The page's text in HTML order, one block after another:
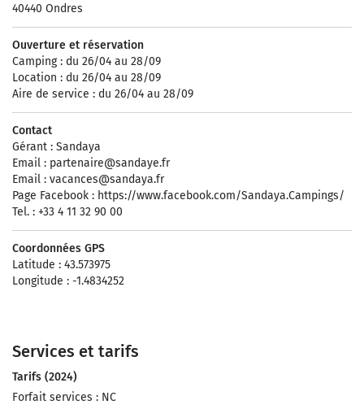
40440 Ondres
Ouverture et réservation
Camping : du 26/04 au 28/09
Location : du 26/04 au 28/09
Aire de service : du 26/04 au 28/09
Contact
Gérant : Sandaya
Email : partenaire@sandaye.fr
Email : vacances@sandaya.fr
Page Facebook : https://www.facebook.com/Sandaya.Campings/
Tel. : +33 4 11 32 90 00
Coordonnées GPS
Latitude : 43.573975
Longitude : -1.4834252
Services et tarifs
Tarifs (2024)
Forfait services : NC